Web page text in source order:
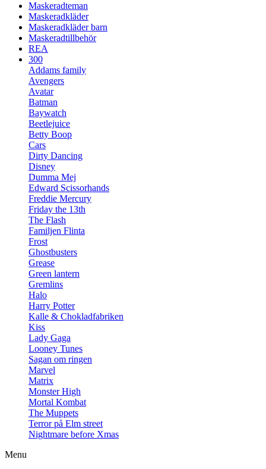
Maskeradteman
Maskeradkläder
Maskeradkläder barn
Maskeradtillbehör
REA
300
Addams family
Avengers
Avatar
Batman
Baywatch
Beetlejuice
Betty Boop
Cars
Dirty Dancing
Disney
Dumma Mej
Edward Scissorhands
Freddie Mercury
Friday the 13th
The Flash
Familjen Flinta
Frost
Ghostbusters
Grease
Green lantern
Gremlins
Halo
Harry Potter
Kalle & Chokladfabriken
Kiss
Lady Gaga
Looney Tunes
Sagan om ringen
Marvel
Matrix
Monster High
Mortal Kombat
The Muppets
Terror på Elm street
Nightmare before Xmas
Menu